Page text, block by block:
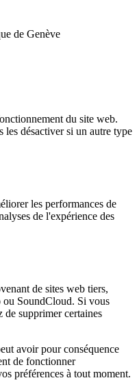
de Genève
du site web.
les désactiver si un autre type
les performances de
de l'expérience des
de sites web tiers,
ou SoundCloud. Si vous
de supprimer certaines
avoir pour conséquence
de fonctionner
préférences à tout moment.